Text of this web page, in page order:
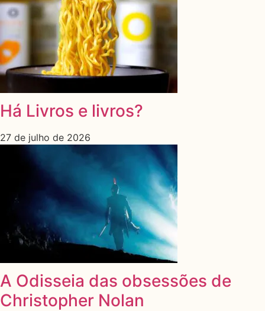
Há Livros e livros?
27 de julho de 2026
A Odisseia das obsessões de
Christopher Nolan